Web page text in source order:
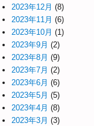
2023年12月 (8)
2023年11月 (6)
2023年10月 (1)
2023年9月 (2)
2023年8月 (9)
2023年7月 (2)
2023年6月 (6)
2023年5月 (5)
2023年4月 (8)
2023年3月 (3)